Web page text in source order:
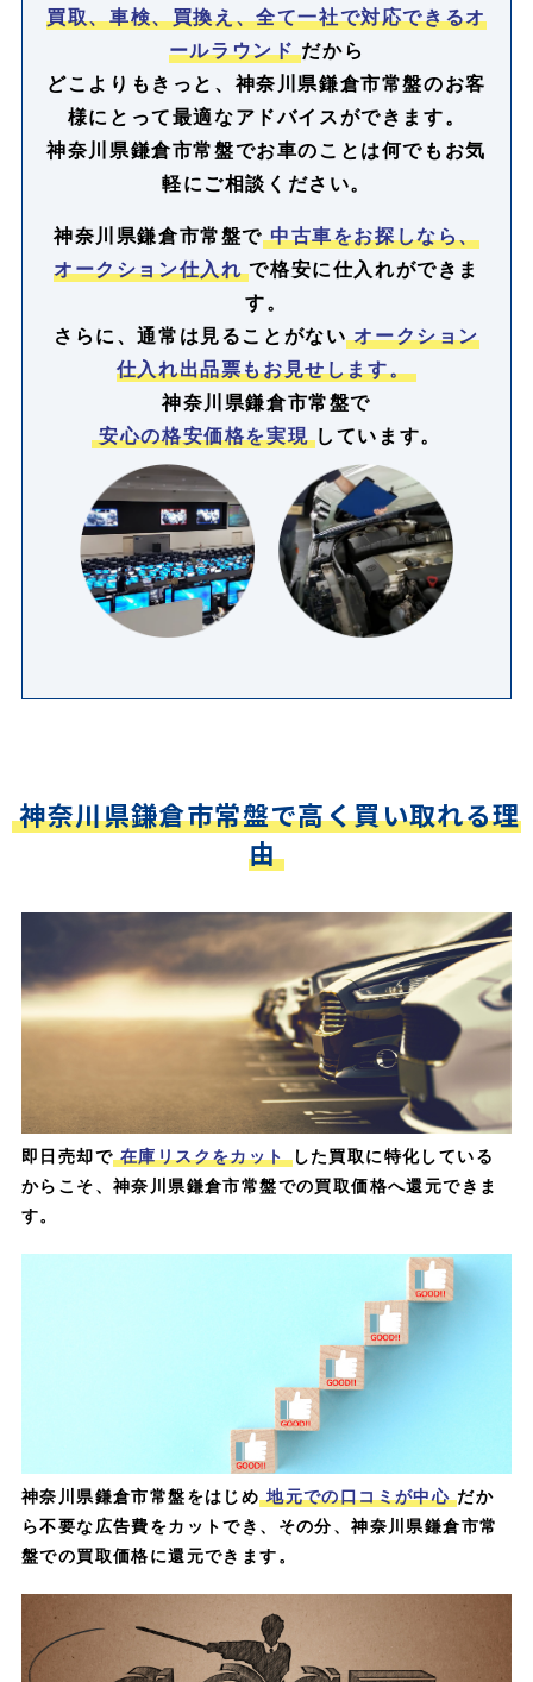
買取、車検、買換え、全て一社で対応できるオ
ールラウンド だから
どこよりもきっと、神奈川県鎌倉市常盤のお客
様にとって最適なアドバイスができます。
神奈川県鎌倉市常盤でお車のことは何でもお気
軽にご相談ください。
神奈川県鎌倉市常盤で 中古車をお探しなら、
オークション仕入れ で格安に仕入れができま
す。
さらに、通常は見ることがない オークション
仕入れ出品票もお見せします。
神奈川県鎌倉市常盤で
安心の格安価格を実現 しています。
神奈川県鎌倉市常盤で高く買い取れる理
由
即日売却で 在庫リスクをカット した買取に特化している
からこそ、神奈川県鎌倉市常盤での買取価格へ還元できま
す。
神奈川県鎌倉市常盤をはじめ 地元での口コミが中心 だか
ら不要な広告費をカットでき、その分、神奈川県鎌倉市常
盤での買取価格に還元できます。